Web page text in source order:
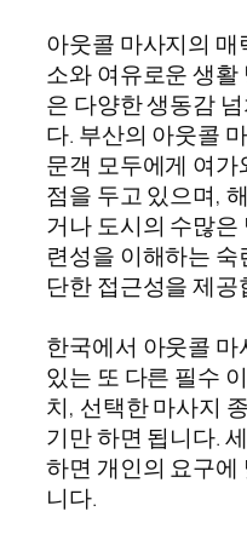
아웃콜 마사지의
소와 여유로운 생
은 다양한 생동감
다. 부산의 아웃콜
문객 모두에게 여
점을 두고 있으며,
거나 도시의 수많
련성을 이해하는
단한 접근성을 제공
한국에서 아웃콜
있는 또 다른 필수
치, 선택한 마사지
기만 하면 됩니다.
하면 개인의 요구에
니다.